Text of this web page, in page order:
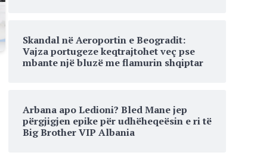
Skandal në Aeroportin e Beogradit:
Vajza portugeze keqtrajtohet veç pse
mbante një bluzë me flamurin shqiptar
Arbana apo Ledioni? Bled Mane jep
përgjigjen epike për udhëheqeësin e ri të
Big Brother VIP Albania